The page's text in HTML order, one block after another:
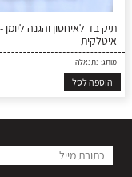
תיק בד לאיחסון והגנה
איטלקית
מותג: נתנאלה
הוספה לסל